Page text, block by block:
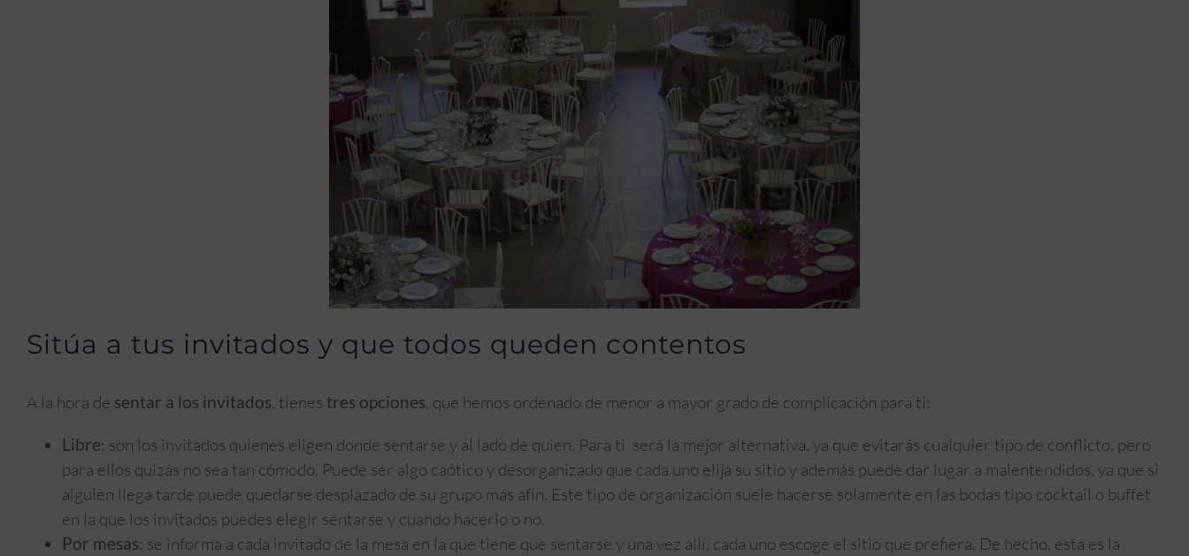
Sitúa a tus invitados y que todos queden contentos
A la hora de sentar a los invitados, tienes tres opciones, que hemos ordenado de menor a mayor grado de complicación para ti:
Libre: son los invitados quienes eligen donde sentarse y al lado de quien. Para ti será la mejor alternativa, ya que evitarás cualquier tipo de conflicto, pero
para ellos quizás no sea tan cómodo. Puede ser algo caótico y desorganizado que cada uno elija su sitio y además puede dar lugar a malentendidos, ya que si
alguien llega tarde puede quedarse desplazado de su grupo más afín. Este tipo de organización suele hacerse solamente en las bodas tipo cocktail o buffet
en la que los invitados puedes elegir sentarse y cuando hacerlo o no.
Por mesas: se informa a cada invitado de la mesa en la que tiene que sentarse y una vez allí, cada uno escoge el sitio que prefiera. De hecho, esta es la